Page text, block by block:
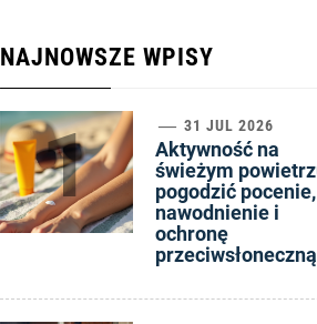
NAJNOWSZE WPISY
1 31 JUL 2026
Aktywność na
świeżym
pogodzić pocenie,
nawodnienie i
ochronę
przeciwsłoneczną